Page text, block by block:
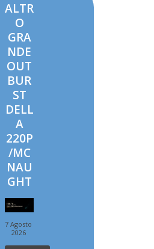
ALTR
O
GRA
NDE
OUT
BUR
ST
DELL
A
220P
/MC
NAU
GHT
7 Agosto
2026